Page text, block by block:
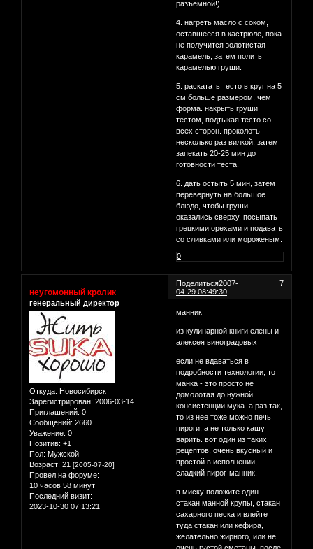
разъемной!).
4. нагреть масло с соком,
оставшееся в кастрюле, пока
не получится золотистая
карамель, затем полить
карамелью груши.
5. раскатать тесто в круг на 5
см больше размером, чем
форма. накрыть груши
тестом, подтыкая тесто со
всех сторон. проколоть
несколько раз вилкой, затем
запекать 20-25 мин до
готовности теста.
6. дать остыть 5 мин, затем
перевернуть на большое
блюдо, чтобы груши
оказались сверху. посыпать
грецкими орехами и подавать
со сливками или мороженым.
0
Поделиться 7
2007-
04-29 08:49:30
неугомонный кролик
генеральный директор
Откуда: Новосибирск
Зарегистрирован: 2006-03-14
Приглашений: 0
Сообщений: 2660
Уважение: 0
Позитив: +1
Пол: Мужской
Возраст: 21 [2005-07-20]
Провел на форуме:
10 часов 58 минут
Последний визит:
2023-10-30 07:13:21
манник
из кулинарной книги елены и
алексея виноградовых
если не вдаваться в
подробности технологии, то
манка - это просто не
домолотая до нужной
консистенции мука. а раз так,
то из нее тоже можно печь
пироги, а не только кашу
варить. вот один из таких
рецептов, очень вкусный и
простой в исполнении,
сладкий пирог-манник.
в миску положите один
стакан манной крупы, стакан
сахарного песка и влейте
туда стакан или кефира,
желательно жирного, или не